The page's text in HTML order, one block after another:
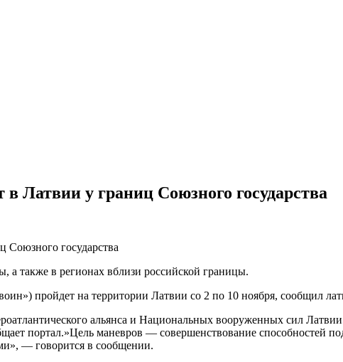
Латвии у границ Союзного государства
а также в регионах вблизи российской границы.
пройдет на территории Латвии со 2 по 10 ноября, сообщил
альянса и Национальных вооруженных сил
портал.»Цель маневров — совершенствование способностей
— говорится в сообщении.